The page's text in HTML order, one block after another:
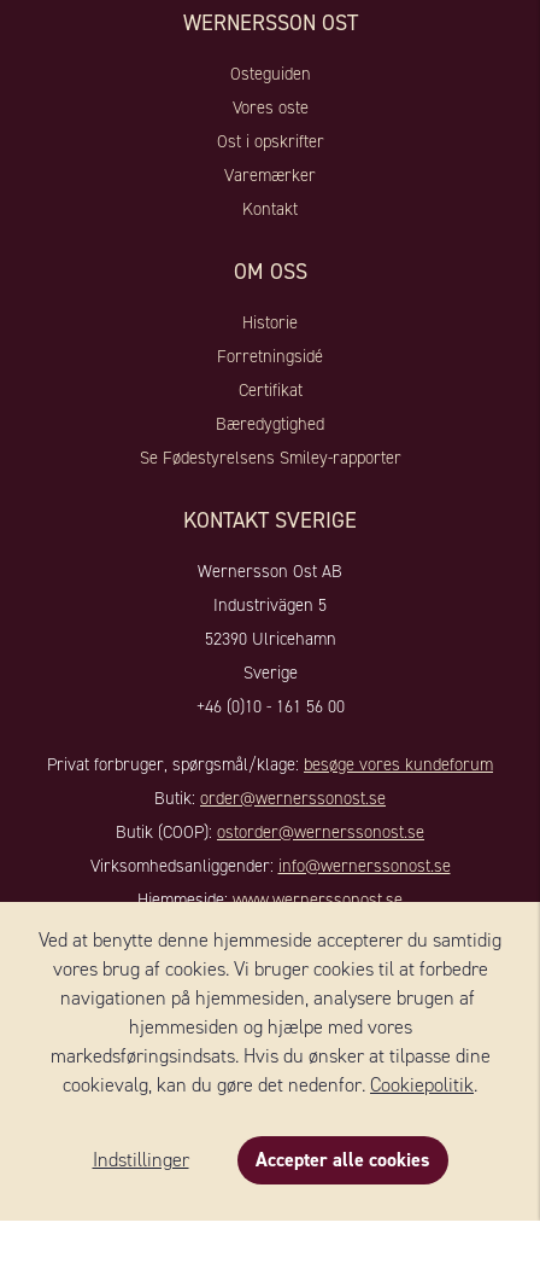
Ved at benytte denne hjemmeside accepterer du samtidig
vores brug af cookies. Vi bruger cookies til at forbedre
navigationen på hjemmesiden, analysere brugen af ​​
hjemmesiden og hjælpe med vores
markedsføringsindsats. Hvis du ønsker at tilpasse dine
cookievalg, kan du gøre det nedenfor.Cookiepolitik.
Indstillinger Accepter alle cookies
Indhold Om produktet
WERNERSSON OST
Osteguiden
Vores oste
Ost i opskrifter
Varemærker
Kontakt
OM OSS
Historie
Forretningsidé
Certifikat
Bæredygtighed
Se Fødestyrelsens Smiley-rapporter
KONTAKT SVERIGE
Wernersson Ost AB
Industrivägen 5
52390 Ulricehamn
Sverige
+46 (0)10 - 161 56 00
Privat forbruger, spørgsmål/klage: besøge vores kundeforum
Butik: order@wernerssonost.se
Butik (COOP): ostorder@wernerssonost.se
Virksomhedsanliggender: info@wernerssonost.se
Hjemmeside:www.wernerssonost.se
KONTAKT DANMARK
Wernersson Ost Danmark A/S
Nørregade 8, 1, sal
4100 RINGSTED
+45 59 18 50 90